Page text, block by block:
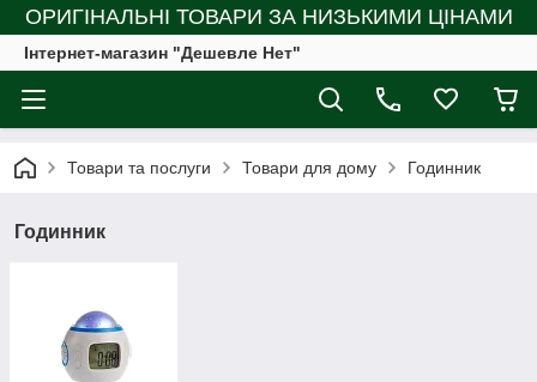
ОРИГІНАЛЬНІ ТОВАРИ ЗА НИЗЬКИМИ ЦІНАМИ
Інтернет-магазин "Дешевле Нет"
Товари та послуги Товари для дому Годинник
Годинник